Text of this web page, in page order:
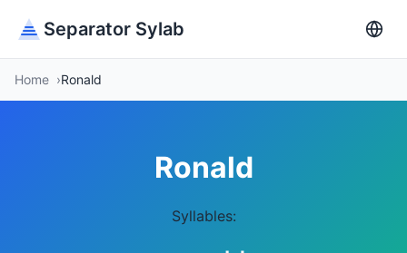
Separator Sylab
Home Ronald
Ronald
Syllables: